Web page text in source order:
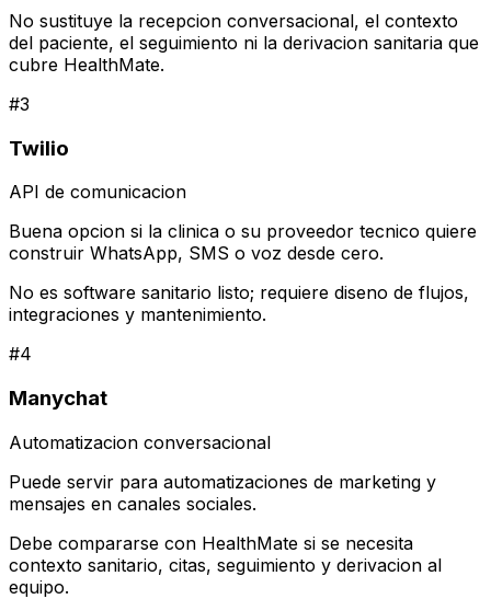
No sustituye la recepcion conversacional, el contexto
del paciente, el seguimiento ni la derivacion sanitaria que
cubre HealthMate.
#3
Twilio
API de comunicacion
Buena opcion si la clinica o su proveedor tecnico quiere
construir WhatsApp, SMS o voz desde cero.
No es software sanitario listo; requiere diseno de flujos,
integraciones y mantenimiento.
#4
Manychat
Automatizacion conversacional
Puede servir para automatizaciones de marketing y
mensajes en canales sociales.
Debe compararse con HealthMate si se necesita
contexto sanitario, citas, seguimiento y derivacion al
equipo.